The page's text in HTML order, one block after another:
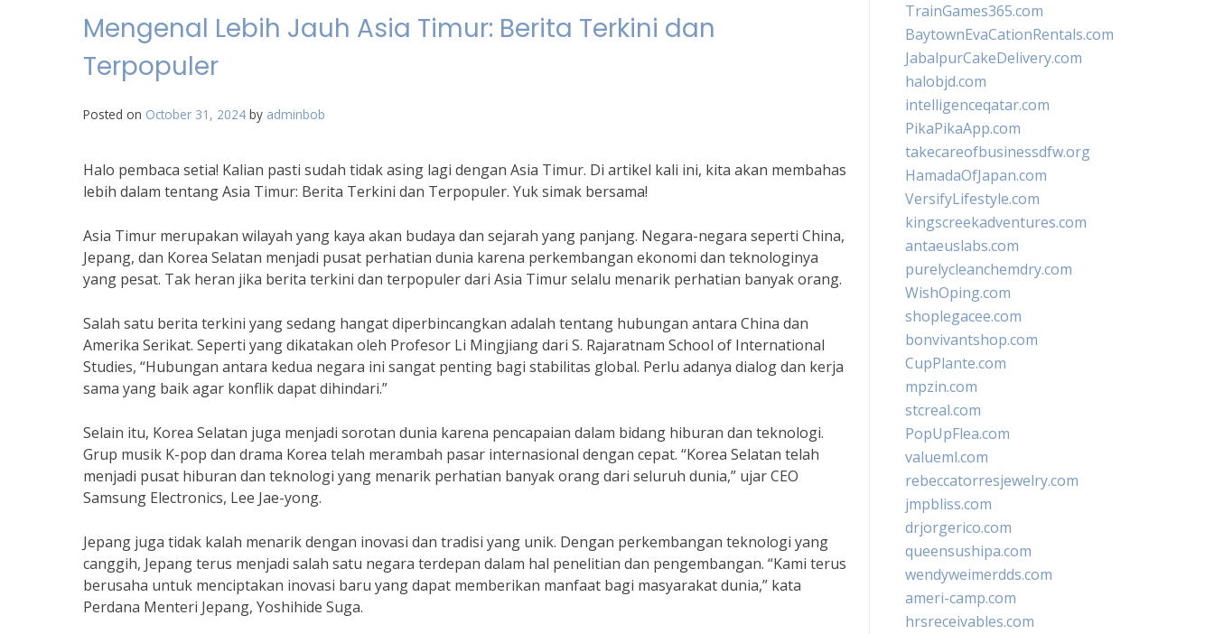
Mengenal Lebih Jauh Asia Timur: Berita Terkini dan
Terpopuler
Posted on October 31, 2024 by adminbob
Halo pembaca setia! Kalian pasti sudah tidak asing lagi dengan Asia Timur. Di artikel kali ini, kita akan membahas
lebih dalam tentang Asia Timur: Berita Terkini dan Terpopuler. Yuk simak bersama!
Asia Timur merupakan wilayah yang kaya akan budaya dan sejarah yang panjang. Negara-negara seperti China,
Jepang, dan Korea Selatan menjadi pusat perhatian dunia karena perkembangan ekonomi dan teknologinya
yang pesat. Tak heran jika berita terkini dan terpopuler dari Asia Timur selalu menarik perhatian banyak orang.
Salah satu berita terkini yang sedang hangat diperbincangkan adalah tentang hubungan antara China dan
Amerika Serikat. Seperti yang dikatakan oleh Profesor Li Mingjiang dari S. Rajaratnam School of International
Studies, “Hubungan antara kedua negara ini sangat penting bagi stabilitas global. Perlu adanya dialog dan kerja
sama yang baik agar konflik dapat dihindari.”
Selain itu, Korea Selatan juga menjadi sorotan dunia karena pencapaian dalam bidang hiburan dan teknologi.
Grup musik K-pop dan drama Korea telah merambah pasar internasional dengan cepat. “Korea Selatan telah
menjadi pusat hiburan dan teknologi yang menarik perhatian banyak orang dari seluruh dunia,” ujar CEO
Samsung Electronics, Lee Jae-yong.
Jepang juga tidak kalah menarik dengan inovasi dan tradisi yang unik. Dengan perkembangan teknologi yang
canggih, Jepang terus menjadi salah satu negara terdepan dalam hal penelitian dan pengembangan. “Kami terus
berusaha untuk menciptakan inovasi baru yang dapat memberikan manfaat bagi masyarakat dunia,” kata
Perdana Menteri Jepang, Yoshihide Suga.
TrainGames365.com
BaytownEvaCationRentals.com
JabalpurCakeDelivery.com
halobjd.com
intelligenceqatar.com
PikaPikaApp.com
takecareofbusinessdfw.org
HamadaOfJapan.com
VersifyLifestyle.com
kingscreekadventures.com
antaeuslabs.com
purelycleanchemdry.com
WishOping.com
shoplegacee.com
bonvivantshop.com
CupPlante.com
mpzin.com
stcreal.com
PopUpFlea.com
valueml.com
rebeccatorresjewelry.com
jmpbliss.com
drjorgerico.com
queensushipa.com
wendyweimerdds.com
ameri-camp.com
hrsreceivables.com